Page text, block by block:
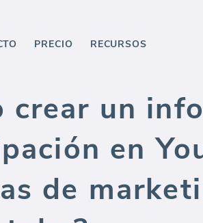
PRECIO RECURSOS
crear un
en
de